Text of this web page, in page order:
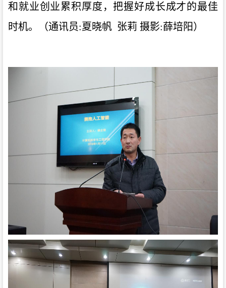
和 就业创业累积厚度，把握好成长成才的最佳
时机。（通讯员:夏晓帆 张莉 摄影:薛培阳）